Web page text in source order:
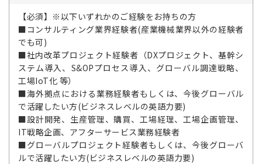
【必須】※以下いずれかのご経験をお持ちの方
■コンサルティング業界経験者(産業機械業界以外の経験者
でも可)
■社内改革プロジェクト経験者（DXプロジェクト、基幹シ
ステム導入、S&OPプロセス導入、グローバル調達戦略、
工場IoT化 等）
■海外拠点における業務経験者もしくは、今後グローバル
で活躍したい方(ビジネスレベルの英語力要)
■設計開発、生産管理、購買、工場経理、工場企画管理、
IT戦略企画、アフターサービス業務経験者
■グローバルプロジェクト経験者もしくは、今後グローバ
ルで活躍したい方(ビジネスレベルの英語力要)